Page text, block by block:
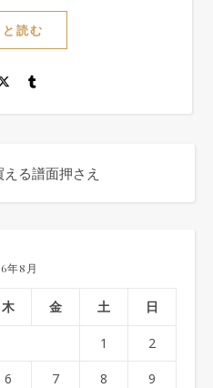
と読む
る譜面押さえ
年8月
木 金 土 日
1 2
6 7 8 9